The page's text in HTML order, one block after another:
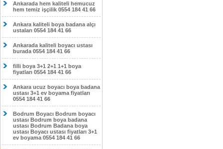
Ankarada hem kaliteli hemucuz
hem temiz işçilik 0554 184 41 66
Ankara kaliteli boya badana alçı
ustaları 0554 184 41 66
Ankarada kaliteli boyacı ustası
burada 0554 184 41 66
filli boya 3+1 2+1 1+1 boya
fiyatları 0554 184 41 66
Ankara ucuz boyacı boya badana
ustası 3+1 ev boyama fiyatları
0554 184 41 66
Bodrum Boyacı Bodrum boyacı
ustası Bodrum boya badana
ustası Bodrum Badana boya
ustası Boyacı ustası fiyatları 3+1
ev boyama 0554 184 41 66